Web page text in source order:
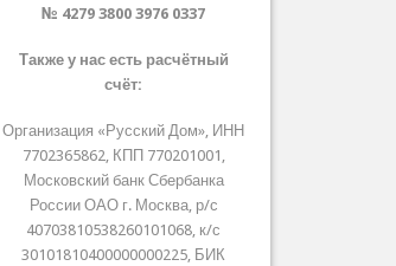
№ 4279 3800 3976 0337
Также у нас есть расчётный
счёт:
Организация «Русский Дом», ИНН
7702365862, КПП 770201001,
Московский банк Сбербанка
России ОАО г. Москва, р/с
40703810538260101068, к/с
30101810400000000225, БИК